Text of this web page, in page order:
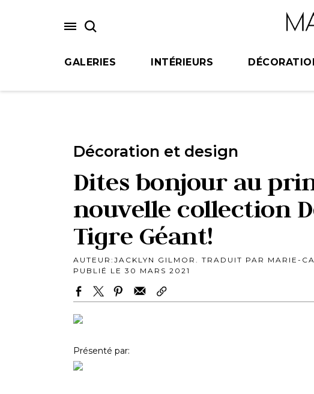
GALERIES INTÉRIEURS
Décoration et design
Dites bonjour au
nouvelle collection
Tigre Géant!
AUTEUR: JACKLYN GILMOR. TRADUIT PAR MARIE-
PUBLIÉ LE 30 MARS 2021
Présenté par: